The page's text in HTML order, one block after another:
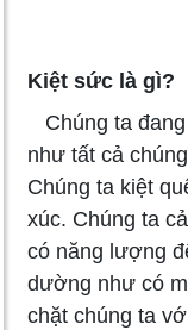
Kiệt sức là gì?
Chúng ta
như tất cả
Chúng ta kiệt
xúc. Chúng ta
có năng lượng
dường như có
chặt chúng ta